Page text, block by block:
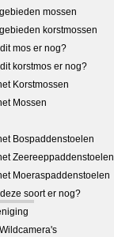
mossen
korstmossen
mos er nog?
korstmos er nog?
Korstmossen
Mossen
Bospaddenstoelen
Zeereeppaddenstoelen
Moeraspaddenstoelen
soort er nog?